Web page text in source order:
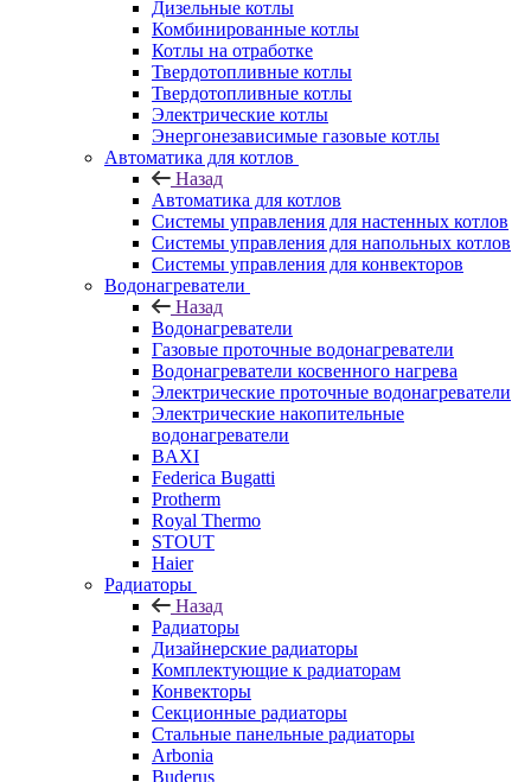
Дизельные котлы
Комбинированные котлы
Котлы на отработке
Твердотопливные котлы
Твердотопливные котлы
Электрические котлы
Энергонезависимые газовые котлы
Автоматика для котлов
Назад
Автоматика для котлов
Системы управления для настенных котлов
Системы управления для напольных котлов
Системы управления для конвекторов
Водонагреватели
Назад
Водонагреватели
Газовые проточные водонагреватели
Водонагреватели косвенного нагрева
Электрические проточные водонагреватели
Электрические накопительные
водонагреватели
BAXI
Federica Bugatti
Protherm
Royal Thermo
STOUT
Haier
Радиаторы
Назад
Радиаторы
Дизайнерские радиаторы
Комплектующие к радиаторам
Конвекторы
Секционные радиаторы
Стальные панельные радиаторы
Arbonia
Buderus